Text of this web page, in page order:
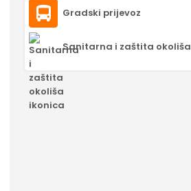
Gradski prijevoz
Sanitarna i zaštita okoliša